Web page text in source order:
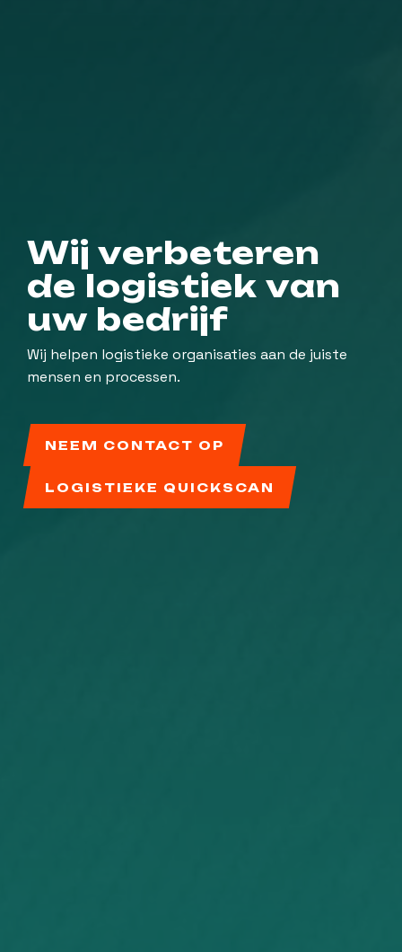
Wij verbeteren
de logistiek van
uw bedrijf
Wij helpen logistieke organisaties aan de juiste
mensen en processen.
NEEM CONTACT OP
LOGISTIEKE QUICKSCAN